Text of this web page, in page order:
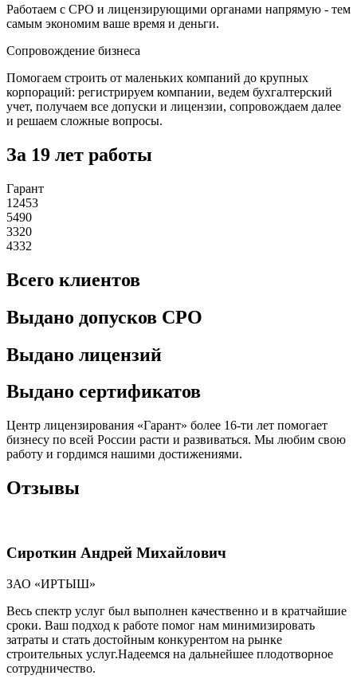
Работаем с СРО и лицензирующими органами напрямую - тем
самым экономим ваше время и деньги.
Сопровождение бизнеса
Помогаем строить от маленьких компаний до крупных
корпораций: регистрируем компании, ведем бухгалтерский
учет, получаем все допуски и лицензии, сопровождаем далее
и решаем сложные вопросы.
За 19 лет работы
Гарант
12453
5490
3320
4332
Всего клиентов
Выдано допусков СРО
Выдано лицензий
Выдано сертификатов
Центр лицензирования «Гарант» более 16-ти лет помогает
бизнесу по всей России расти и развиваться. Мы любим свою
работу и гордимся нашими достижениями.
Отзывы
Сироткин Андрей Михайлович
ЗАО «ИРТЫШ»
Весь спектр услуг был выполнен качественно и в кратчайшие
сроки. Ваш подход к работе помог нам минимизировать
затраты и стать достойным конкурентом на рынке
строительных услуг.Надеемся на дальнейшее плодотворное
сотрудничество.